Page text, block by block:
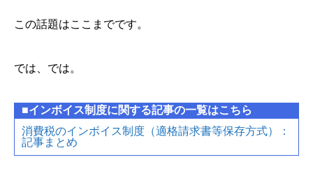
この話題はここまでです。
では、では。
■インボイス制度に関する記事の一覧はこちら
消費税のインボイス制度（適格請求書等保存方式）：
記事まとめ